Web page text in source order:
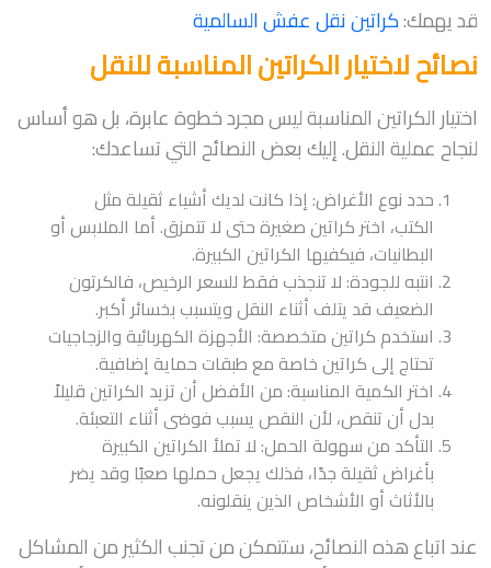
قد يهمك:كراتين نقل عفش السالمية
نصائح لاختيار الكراتين المناسبة للنقل
اختيار الكراتين المناسبة ليس مجرد خطوة عابرة، بل هو أساس
لنجاح عملية النقل. إليك بعض النصائح التي تساعدك:
حدد نوع الأغراض: إذا كانت لديك أشياء ثقيلة مثل
الكتب، اختر كراتين صغيرة حتى لا تتمزق. أما الملابس أو
البطانيات، فيكفيها الكراتين الكبيرة.
انتبه للجودة: لا تنجذب فقط للسعر الرخيص، فالكرتون
الضعيف قد يتلف أثناء النقل ويتسبب بخسائر أكبر.
استخدم كراتين متخصصة: الأجهزة الكهربائية والزجاجيات
تحتاج إلى كراتين خاصة مع طبقات حماية إضافية.
اختر الكمية المناسبة: من الأفضل أن تزيد الكراتين قليلاً
بدل أن تنقص، لأن النقص يسبب فوضى أثناء التعبئة.
التأكد من سهولة الحمل: لا تملأ الكراتين الكبيرة
بأغراض ثقيلة جدًا، فذلك يجعل حملها صعبًا وقد يضر
بالأثاث أو الأشخاص الذين ينقلونه.
عند اتباع هذه النصائح، ستتمكن من تجنب الكثير من المشاكل